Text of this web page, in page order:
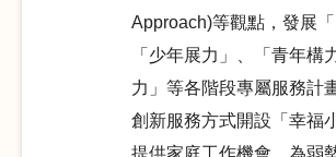
Approach)等觀點，發展「
「少年展力」、「青年構
力」等各階段專屬服務計
創新服務方式開設「幸福
提供家庭工作機會，為弱